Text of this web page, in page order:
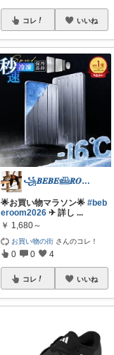
コレ いいね
꧁𝑩𝑬𝑩𝑬𓊝𝑹𝑶𝑶𝑴꧂
🌟お買い物マラソン🌟#beb
eroom2026 ✈︎ 詳し ...
￥ 1,680～
お買い物の街 さんのコレ！
0 0 4
コレ いいね